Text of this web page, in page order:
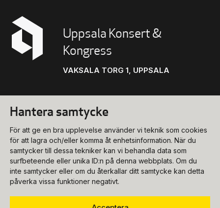
Hantera samtycke
För att ge en bra upplevelse använder vi teknik som cookies
för att lagra och/eller komma åt enhetsinformation. När du
samtycker till dessa tekniker kan vi behandla data som
surfbeteende eller unika ID:n på denna webbplats. Om du
inte samtycker eller om du återkallar ditt samtycke kan detta
påverka vissa funktioner negativt.
Uppsala Konsert &
Kongress
VAKSALA TORG 1, UPPSALA
Konsert
biljettkassa@ukk.se
018-727 90 00
Program & biljetter
Konferens
konferens@ukk.se
Om oss